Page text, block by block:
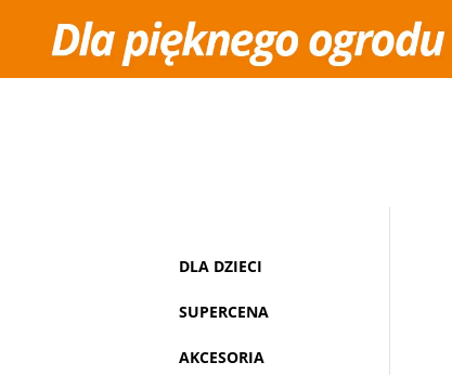
DLA DZIECI
SUPERCENA
AKCESORIA